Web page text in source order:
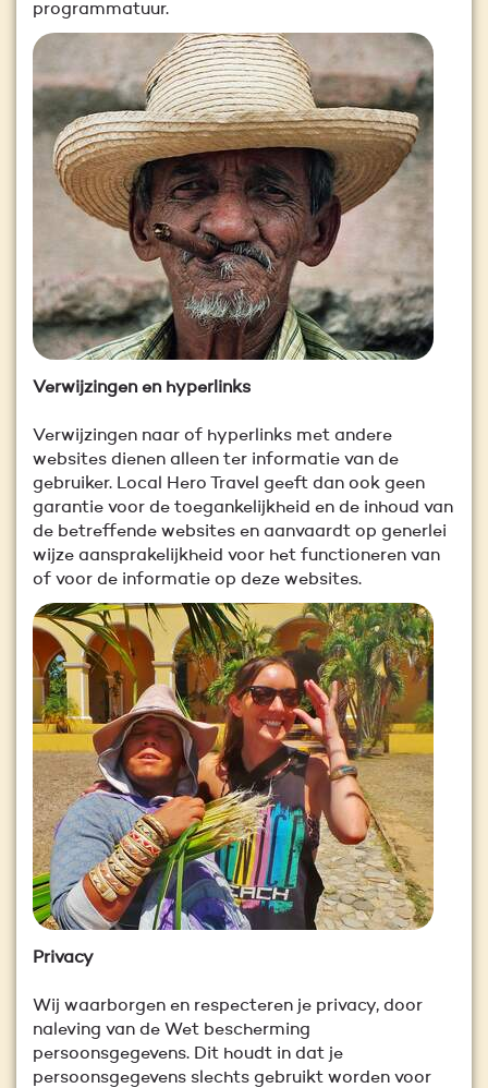
programmatuur.
Verwijzingen en hyperlinks
Verwijzingen naar of hyperlinks met andere
websites dienen alleen ter informatie van de
gebruiker. Local Hero Travel geeft dan ook geen
garantie voor de toegankelijkheid en de inhoud van
de betreffende websites en aanvaardt op generlei
wijze aansprakelijkheid voor het functioneren van
of voor de informatie op deze websites.
Privacy
Wij waarborgen en respecteren je privacy, door
naleving van de Wet bescherming
persoonsgegevens. Dit houdt in dat je
persoonsgegevens slechts gebruikt worden voor